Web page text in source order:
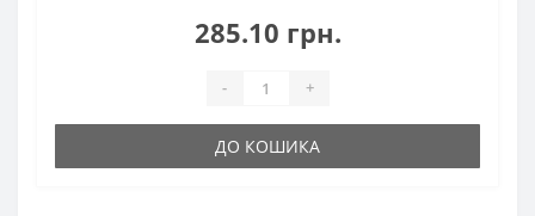
285.10 грн.
- +
ДО КОШИКА